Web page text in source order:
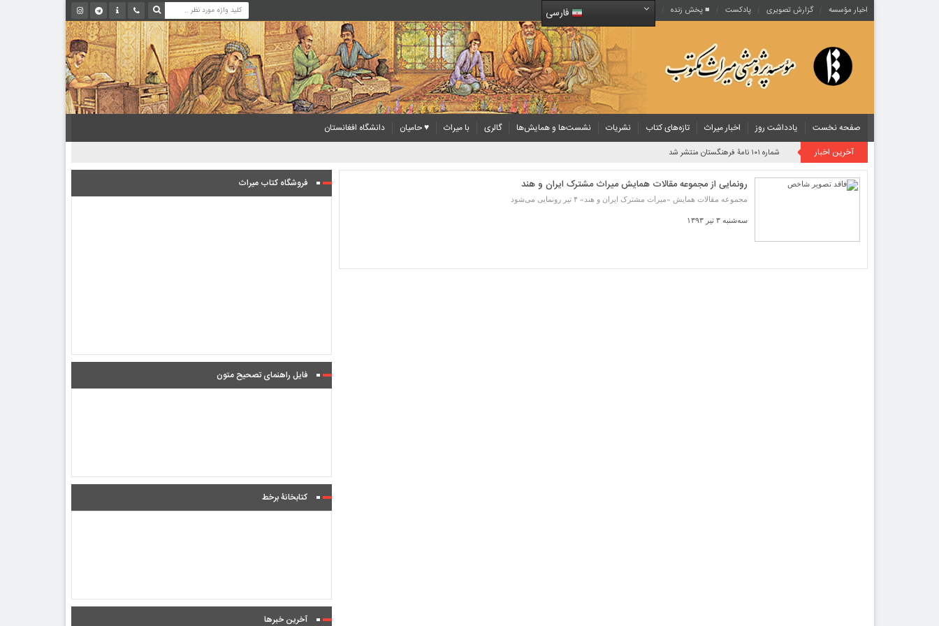
اخبار مؤسسه گزارش تصویری پادکست‌ ■ پخش زنده فارسی
صفحه نخست یادداشت روز اخبار میراث تازه‌های کتاب نشریات نشست‌ها و همایش‌ها گالری با میراث ♥ حامیان
دانشگاه افغانستان
آخرین اخبار
شماره ۱۰۱ نامۀ فرهنگستان منتشر شد
رونمایی از مجموعه مقالات همایش میراث مشترک ایران و هند
مجموعه مقالات همایش «میراث مشترک ایران و هند» ۴ تیر رونمایی می‌شود
سه‌شنبه ۳ تیر ۱۳۹۳
فروشگاه کتاب میراث
فایل راهنمای تصحیح متون
کتابخانۀ برخط
آخرین خبرها